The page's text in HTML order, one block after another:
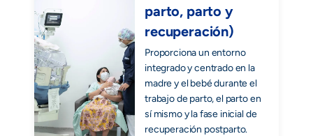
parto, parto y
recuperación)
Proporciona un entorno
integrado y centrado en la
madre y el bebé durante el
trabajo de parto, el parto en
sí mismo y la fase inicial de
recuperación postparto.